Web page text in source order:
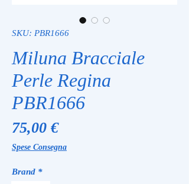
SKU: PBR1666
Miluna Bracciale
Perle Regina
PBR1666
75,00 €Prezzo
Spese Consegna
Brand *